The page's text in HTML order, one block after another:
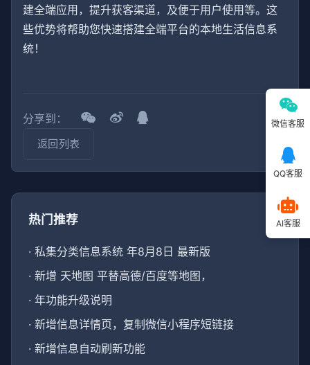
建全端应用，提升获客渠道，及便于用户使用等。这
些优势将帮助您快速搭建全端平台的本地生活信息系
统！
分享到：
返回列表
热门推荐
· 私集分类信息系统 年8月8日 最新版
· 新增 天地图 平替高德/百度等地图，
· 年功能升级说明
· 新增信息详情页，复制微信小程序短链接
· 新增信息自动刷新功能
微信客服
QQ客服
AI客服